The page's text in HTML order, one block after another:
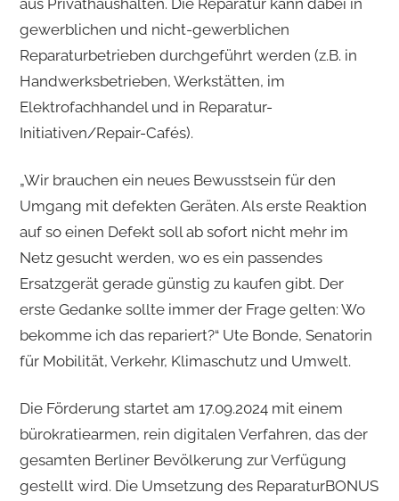
gewerblichen und nicht-gewerblichen
Reparaturbetrieben durchgeführt werden (z.B. in
Handwerksbetrieben, Werkstätten, im
Elektrofachhandel und in Reparatur-
Initiativen/Repair-Cafés).
„Wir brauchen ein neues Bewusstsein für den
Umgang mit defekten Geräten. Als erste Reaktion
auf so einen Defekt soll ab sofort nicht mehr im
Netz gesucht werden, wo es ein passendes
Ersatzgerät gerade günstig zu kaufen gibt. Der
erste Gedanke sollte immer der Frage gelten: Wo
bekomme ich das repariert?“ Ute Bonde, Senatorin
für Mobilität, Verkehr, Klimaschutz und Umwelt.
Die Förderung startet am 17.09.2024 mit einem
bürokratiearmen, rein digitalen Verfahren, das der
gesamten Berliner Bevölkerung zur Verfügung
gestellt wird. Die Umsetzung des ReparaturBONUS